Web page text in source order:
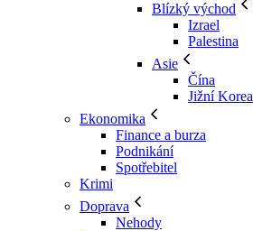
Blízký východ
Izrael
Palestina
Asie
Čína
Jižní Korea
Ekonomika
Finance a burza
Podnikání
Spotřebitel
Krimi
Doprava
Nehody